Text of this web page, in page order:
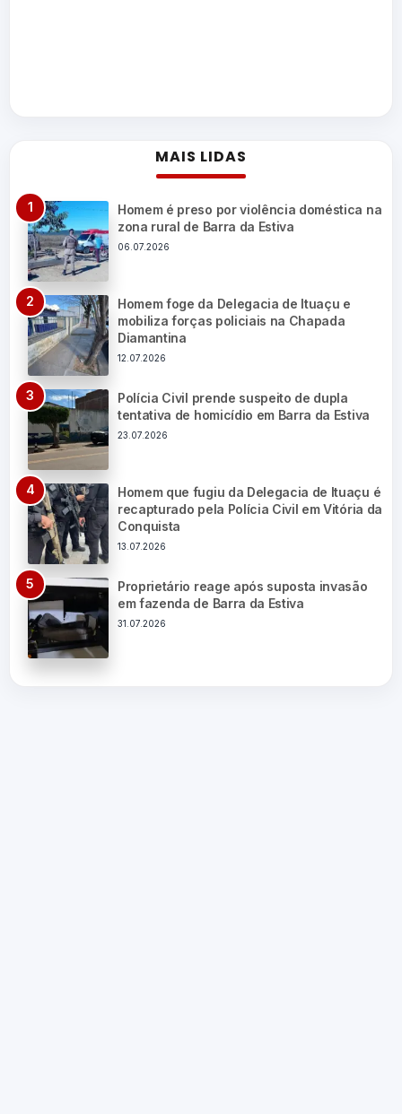
MAIS LIDAS
Homem é preso por violência doméstica na
zona rural de Barra da Estiva
06.07.2026
Homem foge da Delegacia de Ituaçu e
mobiliza forças policiais na Chapada
Diamantina
12.07.2026
Polícia Civil prende suspeito de dupla
tentativa de homicídio em Barra da Estiva
23.07.2026
Homem que fugiu da Delegacia de Ituaçu é
recapturado pela Polícia Civil em Vitória da
Conquista
13.07.2026
Proprietário reage após suposta invasão
em fazenda de Barra da Estiva
31.07.2026